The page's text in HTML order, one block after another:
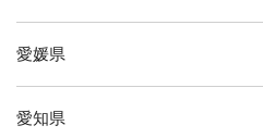
愛媛県
愛知県